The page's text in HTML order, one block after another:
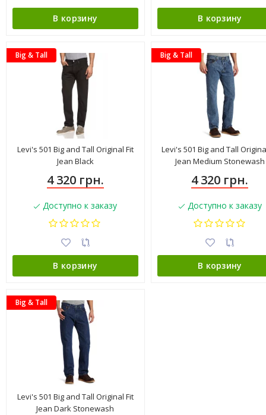
В корзину В корзину
Big & Tall
Levi's 501 Big and Tall Original Fit
Jean Black
4 320 грн.
Доступно к заказу
В корзину
Big & Tall
Levi's 501 Big and Tall
Jean Medium Stonewash
4 320 грн.
Доступно к заказу
В корзину
Big & Tall
Levi's 501 Big and Tall Original Fit
Jean Dark Stonewash